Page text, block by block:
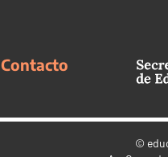
Contacto
©